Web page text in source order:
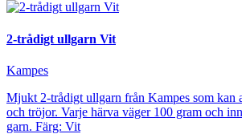
2-trådigt ullgarn Vit
Kampes
Mjukt 2-trådigt ullgarn från Kampes som kan
och tröjor. Varje härva väger 100 gram och
garn. Färg: Vit